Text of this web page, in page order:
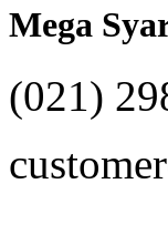
Mega
(021)